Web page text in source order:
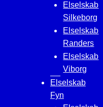
Elselskab
Silkeborg
Elselskab
Randers
Elselskab
Viborg
Elselskab
Fyn